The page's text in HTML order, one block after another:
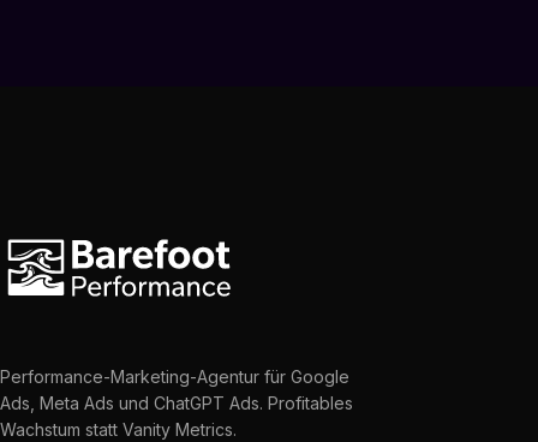
Performance-Marketing-Agentur für Google
Ads, Meta Ads und ChatGPT Ads. Profitables
Wachstum statt Vanity Metrics.